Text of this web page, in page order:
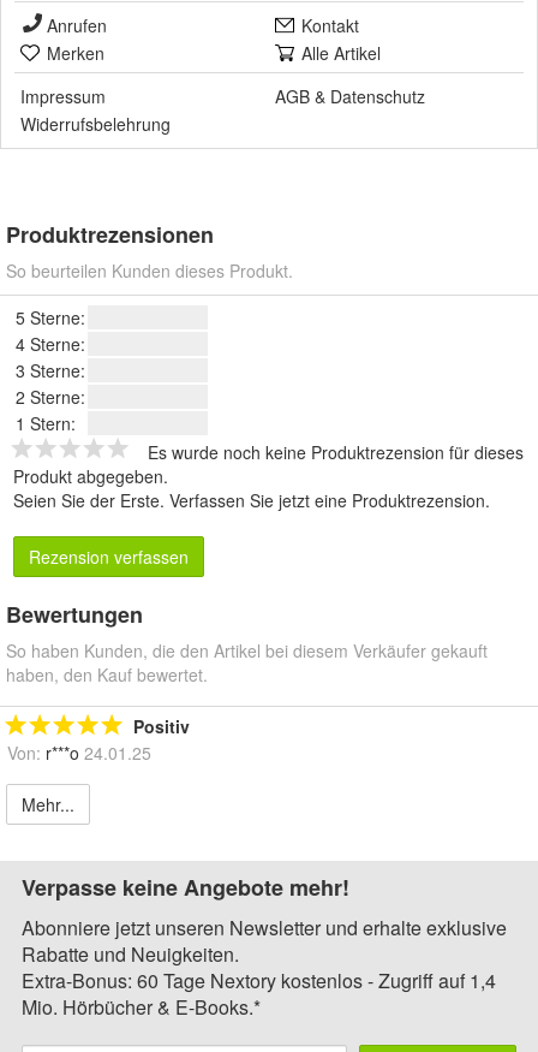
Anrufen
Kontakt
Merken
Alle Artikel
Impressum
AGB & Datenschutz
Widerrufsbelehrung
Produktrezensionen
So beurteilen Kunden dieses Produkt.
5 Sterne:
4 Sterne:
3 Sterne:
2 Sterne:
1 Stern:
Es wurde noch keine Produktrezension für dieses
Produkt abgegeben.
Seien Sie der Erste. Verfassen Sie jetzt eine Produktrezension.
Rezension verfassen
Bewertungen
So haben Kunden, die den Artikel bei diesem Verkäufer gekauft
haben, den Kauf bewertet.
Positiv
Von: r***o 24.01.25
Mehr...
Verpasse keine Angebote mehr!
Abonniere jetzt unseren Newsletter und erhalte exklusive
Rabatte und Neuigkeiten.
Extra-Bonus: 60 Tage Nextory kostenlos - Zugriff auf 1,4
Mio. Hörbücher & E-Books.*